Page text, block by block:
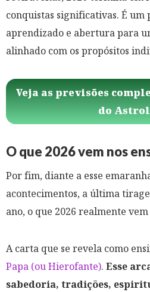
conquistas significativas. É um
aprendizado e abertura para
alinhado com os propósitos
Veja as previsões
do
O que 2026 vem nos
Por fim, diante a esse
acontecimentos, a última
ano, o que 2026 realmente
A carta que se revela como
Papa (ou Hierofante). Esse
sabedoria, tradições,